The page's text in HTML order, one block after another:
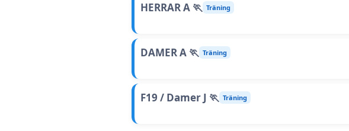
HERRAR A 🏃 Träning
DAMER A 🏃 Träning
F19 / Damer J 🏃 Träning